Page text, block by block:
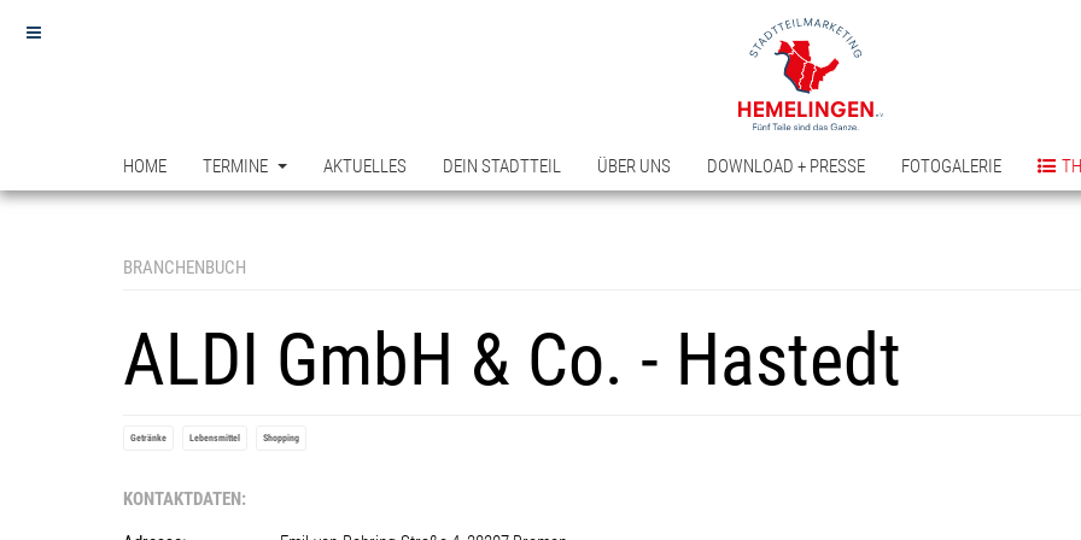
HOME TERMINE AKTUELLES DEIN STADTTEIL ÜBER UNS DOWNLOAD + PRESSE FOTOGALERIE
BRANCHENBUCH
ALDI GmbH & Co. - Hastedt
Getränke Lebensmittel Shopping
KONTAKTDATEN: